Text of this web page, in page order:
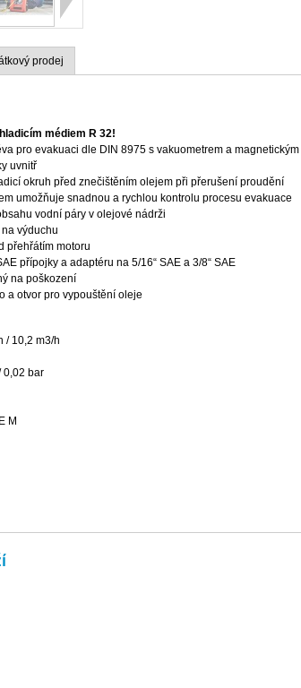
prodej
médiem R 32!
pro evakuaci dle DIN 8975 s vakuometrem a
uvnitř
okruh před znečištěním olejem při přerušení proudění
umožňuje snadnou a rychlou kontrolu procesu evakuace
vodní páry v olejové nádrži
výduchu
přehřátím motoru
přípojky a adaptéru na 5/16“ SAE a 3/8“ SAE
na poškození
a otvor pro vypouštění oleje
/ 10,2 m3/h
0,02 bar
M